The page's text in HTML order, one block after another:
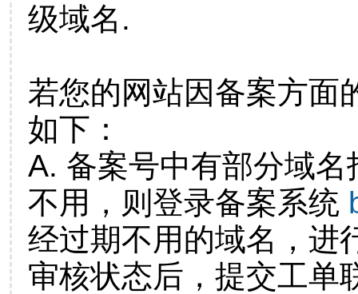
级域名.
若您的网站因备案方面
如下：
A. 备案号中有部分域
不用，则登录备案系统
经过期不用的域名，进
审核状态后，提交工单